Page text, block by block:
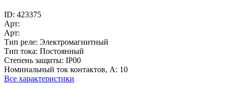
ID: 423375
Арт:
Арт:
Тип реле: Электромагнитный
Тип тока: Постоянный
Степень защиты: IP00
Номинальный ток контактов, А: 10
Все характеристики